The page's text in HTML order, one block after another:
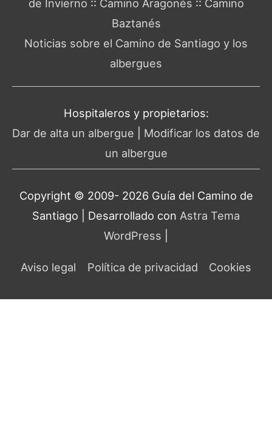
de Invierno :: Camino Aragonés :: Camino
Baztanés
Noticias sobre el Camino de Santiago y los
albergues
Hospitaleros y propietarios:
Dar de alta un albergue
Modificar los datos de
un albergue
Copyright © 2009- 2026 Guía del Camino de
Santiago | Desarrollado con Astra Tema
WordPress
Aviso legal Política de privacidad Cookies